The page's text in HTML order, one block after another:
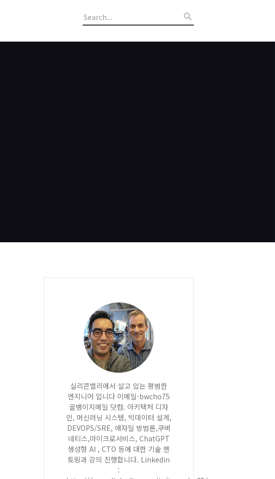
실리콘밸리에서 살고 있는 평범한
엔지니어 입니다 이메일-bwcho75
골뱅이지메일 닷컴. 아키텍처 디자
인, 머신러닝 시스템, 빅데이터 설계,
DEVOPS/SRE, 애자일 방법론,쿠버
네티스,마이크로서비스, ChatGPT
생성형 AI , CTO 등에 대한 기술 멘
토링과 강의 진행합니다. Linkedin
: